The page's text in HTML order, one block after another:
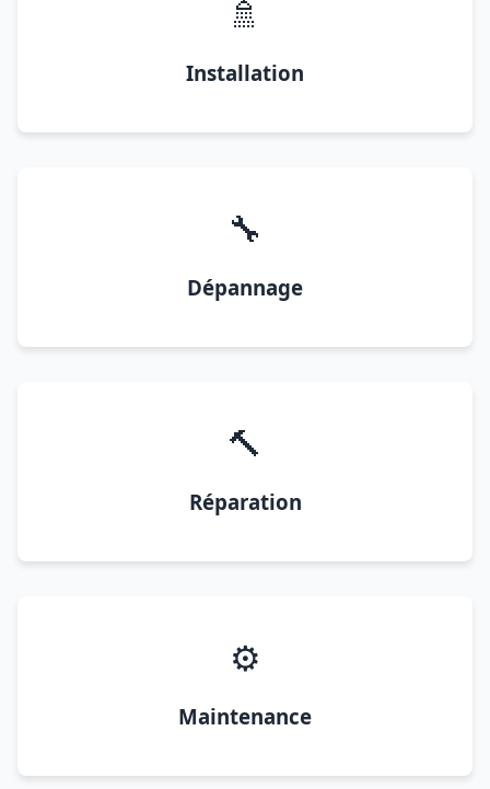
🚿
Installation
🔧
Dépannage
🔨
Réparation
⚙️
Maintenance